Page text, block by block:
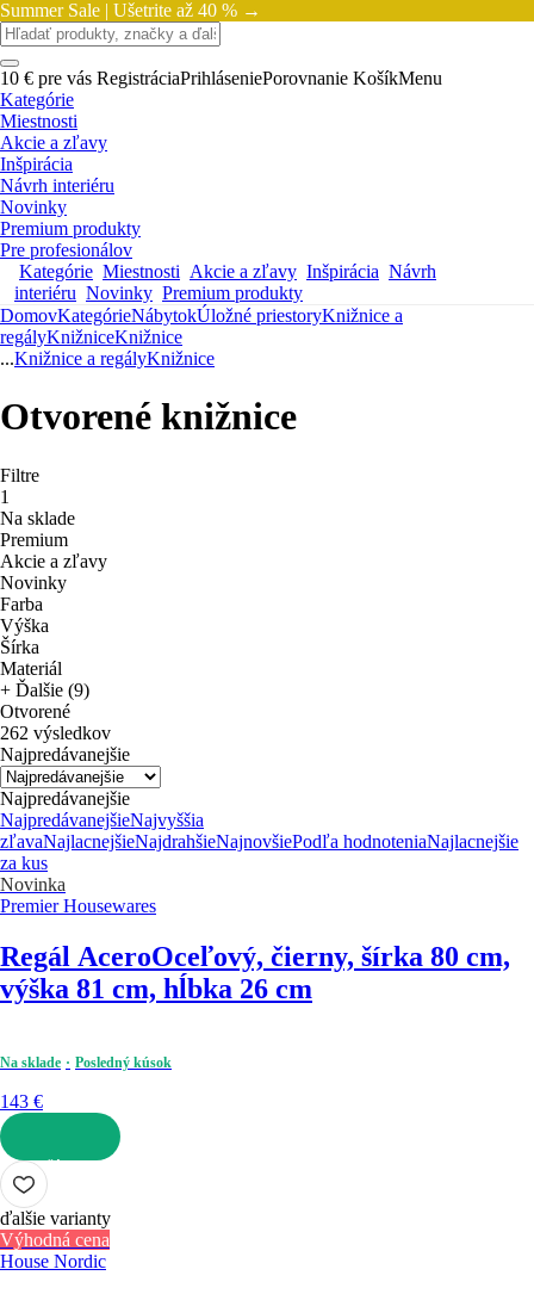
Summer Sale | Ušetrite až 40 % →
10 € pre vás RegistráciaPrihláseniePorovnanie KošíkMenu
Kategórie
Miestnosti
Akcie a zľavy
Inšpirácia
Návrh interiéru
Novinky
Premium produkty
Pre profesionálov
Kategórie Miestnosti Akcie a zľavy Inšpirácia Návrh
interiéru Novinky Premium produkty
DomovKategórieNábytokÚložné priestoryKnižnice a
regályKnižniceKnižnice
...Knižnice a regályKnižnice
Otvorené knižnice
Filtre
1
Na sklade
Premium
Akcie a zľavy
Novinky
Farba
Výška
Šírka
Materiál
+ Ďalšie (9)
Otvorené
262 výsledkov
Najpredávanejšie
Najpredávanejšie
NajpredávanejšieNajvyššia
zľavaNajlacnejšieNajdrahšieNajnovšiePodľa hodnoteniaNajlacnejšie
za kus
Novinka
Premier Housewares
Regál AceroOceľový, čierny, šírka 80 cm,
výška 81 cm, hĺbka 26 cm
Na sklade Posledný kúsok
143 €
DO KOŠÍKA
ďalšie varianty
Výhodná cena
House Nordic